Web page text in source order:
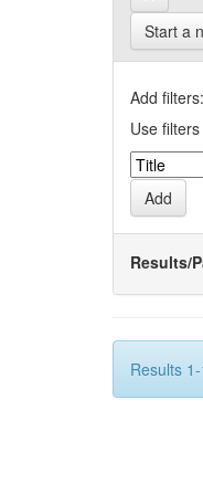
Start a
Add filters:
Use
Results/
Results